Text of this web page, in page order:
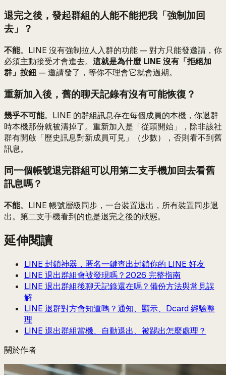
退完之後，發起群組的人能不能把我「強制加回
去」？
不能。LINE 沒有強制拉人入群的功能 — 對方只能發邀請，你
必須主動接受才會進去。 這就是為什麼 LINE 沒有「拒絕加
群」按鈕 — 邀請發了，等你不理會它就會過期。
重新加入後，舊的聊天記錄有沒有可能恢復？
幾乎不可能。LINE 的群組訊息存在每個成員的本機，你退群
時本機那份就被清掉了。重新加入是「從頭開始」，除非該社
群有開啟「歷史訊息對新成員可見」（少數），否則看不到舊
訊息。
同一個帳號退完群組可以用第二支手機加回去看舊
訊息嗎？
不能。LINE 帳號層級同步，一台裝置退出，所有裝置同步退
出。第二支手機看到的也是退完之後的狀態。
延伸閱讀
LINE 封鎖神器，匿名一鍵查出封鎖你的 LINE 好友
LINE 退出群組會被發現嗎？2026 完整指南
LINE 退出群組後聊天記錄還在嗎？備份方法與常見誤
解
LINE 退群對方會知道嗎？通知、顯示、Dcard 經驗整
理
LINE 退出群組當機、自動退出、被踢出怎麼處理？
關於作者